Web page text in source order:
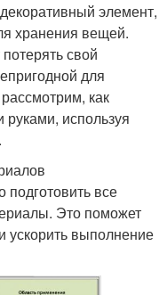
элемент,
хранения вещей.
свой
для
как
используя
все
Это поможет
ускорить выполнение